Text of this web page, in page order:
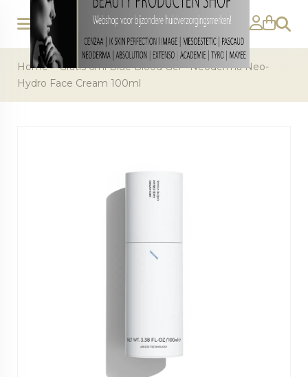
Home>Gratis 6ml Blue Blood Gel - Neoderma Neo-
Hydro Face Cream 100ml